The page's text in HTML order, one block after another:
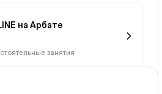
на Арбате
занятия